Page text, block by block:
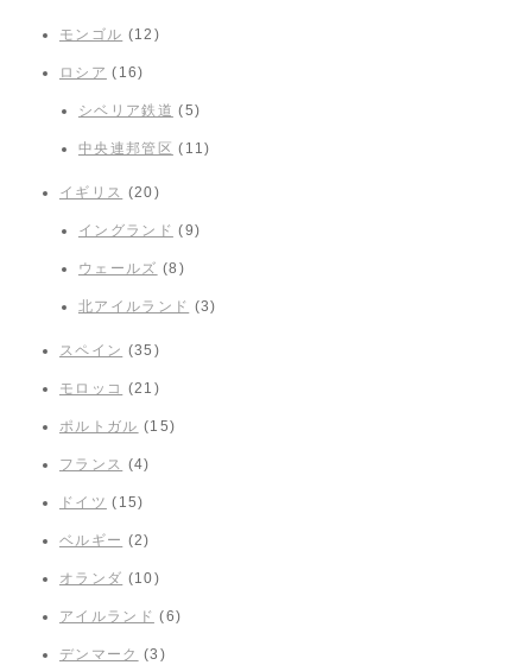
モンゴル (12)
ロシア (16)
シベリア鉄道 (5)
中央連邦管区 (11)
イギリス (20)
イングランド (9)
ウェールズ (8)
北アイルランド (3)
スペイン (35)
モロッコ (21)
ポルトガル (15)
フランス (4)
ドイツ (15)
ベルギー (2)
オランダ (10)
アイルランド (6)
デンマーク (3)